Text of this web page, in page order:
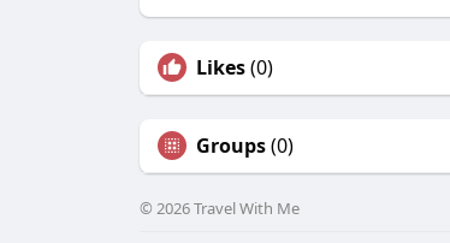
Likes(0)
Groups(0)
© 2026 Travel With Me